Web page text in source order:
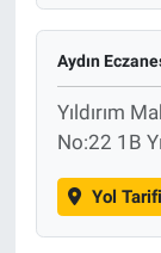
Aydın
Yıldırım
No:22 1B
Yol